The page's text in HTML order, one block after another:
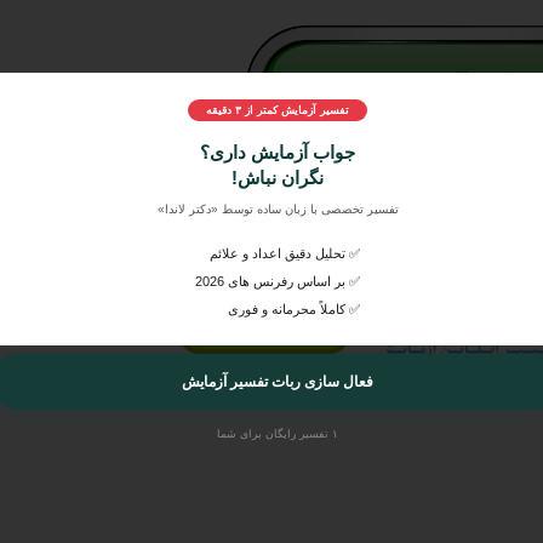
به راحتی در دکتر لاندا ارسال کنید و بصورت اورژانسی، ایمن و
پزشکان متخصص و عمومی بشنوید.
تفسیر آزمایش کمتر از ۳ دقیقه
جواب آزمایش داری؟
نگران نباش!
تفسیر تخصصی با زبان ساده توسط «دکتر لاندا»
✅ تحلیل دقیق اعداد و علائم
✅ بر اساس رفرنس های 2026
✅ کاملاً محرمانه و فوری
فعال سازی ربات تفسیر آزمایش
۱ تفسیر رایگان برای شما